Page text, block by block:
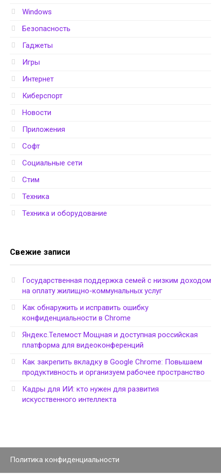
Windows
Безопасность
Гаджеты
Игры
Интернет
Киберспорт
Новости
Приложения
Софт
Социальные сети
Стим
Техника
Техника и оборудование
Свежие записи
Государственная поддержка семей с низким доходом
на оплату жилищно-коммунальных услуг
Как обнаружить и исправить ошибку
конфиденциальности в Chrome
Яндекс.Телемост Мощная и доступная российская
платформа для видеоконференций
Как закрепить вкладку в Google Chrome: Повышаем
продуктивность и организуем рабочее пространство
Кадры для ИИ: кто нужен для развития
искусственного интеллекта
Политика конфиденциальности